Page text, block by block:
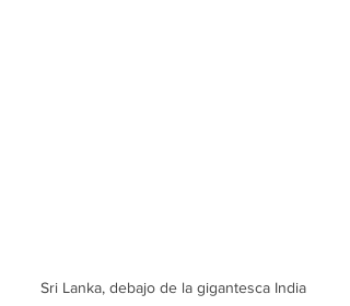
Sri Lanka, debajo de la gigantesca India